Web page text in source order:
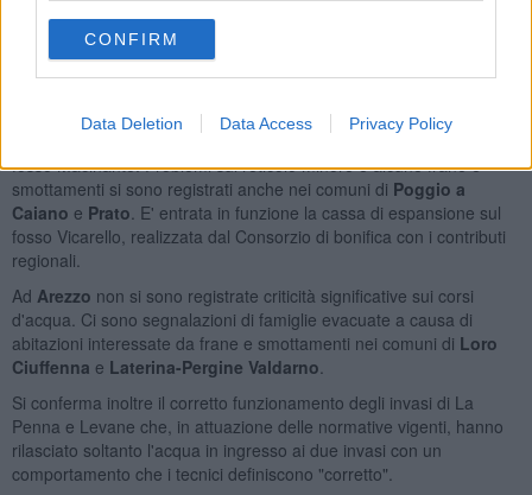
CONFIRM
Data Deletion Data Access Privacy Policy
La piena del fiume Bisenzio, nella piana fiorentina, è stata
nel fiume principale a causa del contemporaneo transito della
piena, come verificatosi ad esempio a San Mauro a Signa con il
fosso Macinante. Problemi sul reticolo minore e alcune frane e
smottamenti si sono registrati anche nei comuni di Poggio a
Caiano e Prato . E' entrata in funzione la cassa di espansione sul
fosso Vicarello, realizzata dal Consorzio di bonifica con i contributi
regionali.
Ad Arezzo non si sono registrate criticità significative sui corsi
d'acqua. Ci sono segnalazioni di famiglie evacuate a causa di
abitazioni interessate da frane e smottamenti nei comuni di Loro
Ciuffenna e Laterina-Pergine Valdarno
Si conferma inoltre il corretto funzionamento degli invasi di La
Penna e Levane che, in attuazione delle normative vigenti, hanno
rilasciato soltanto l'acqua in ingresso ai due invasi con un
comportamento che i tecnici definiscono "corretto".